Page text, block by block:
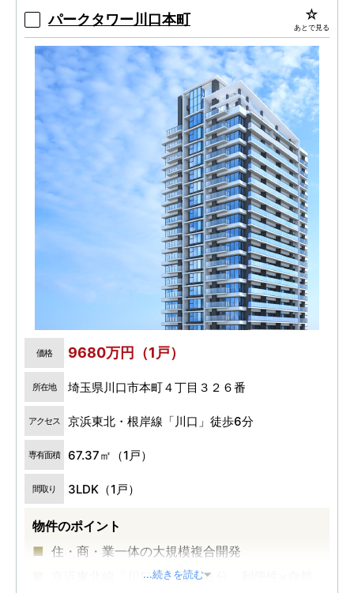
パークタワー川口本町 あとで見る
価格 9680万円（1戸）
所在地 埼玉県川口市本町４丁目３２６番
アクセス 京浜東北・根岸線「川口」徒歩6分
専有面積 67.37㎡（1戸）
間取り 3LDK（1戸）
物件のポイント
住・商・業一体の大規模複合開発
京浜東北線「川口駅」徒歩６分、利便性×自然
...続きを読む